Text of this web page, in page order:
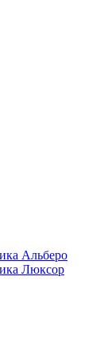
Альберо
Люксор